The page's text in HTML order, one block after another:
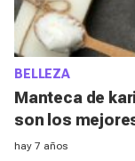
BELLEZA
Manteca de
son los
hay 7 años